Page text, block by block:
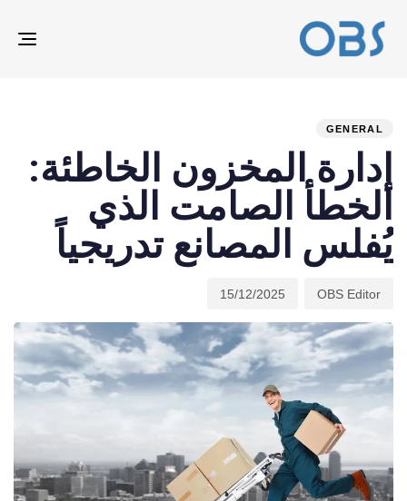
GENERAL
إدارة المخزون الخاطئة:
الخطأ الصامت الذي
يُفلس المصانع تدريجياً
OBS Editor
15/12/2025